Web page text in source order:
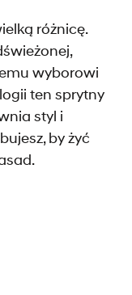
różnicę.
wyborowi
ten sprytny
styl i
by żyć